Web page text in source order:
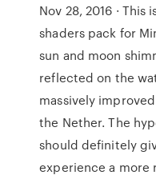
Nov 28, 2016 ·
shaders pack for
sun and moon
reflected on the
massively
the Nether. The
should definitely
experience a more